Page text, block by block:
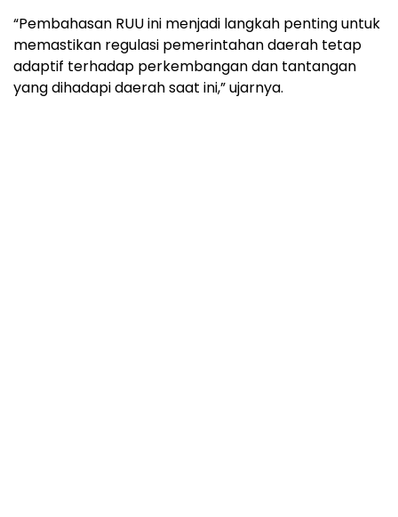
“Pembahasan RUU ini menjadi langkah penting untuk
memastikan regulasi pemerintahan daerah tetap
adaptif terhadap perkembangan dan tantangan
yang dihadapi daerah saat ini,” ujarnya.